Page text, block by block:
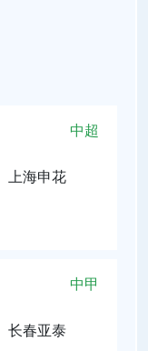
中超
上海申花
中甲
长春亚泰